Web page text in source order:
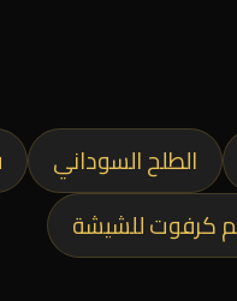
الطلح السوداني
كرفوت للشيشة